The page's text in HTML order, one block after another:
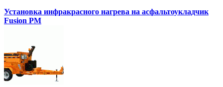
Установка инфракрасного нагрева на асфальтоукладчик
Fusion PM